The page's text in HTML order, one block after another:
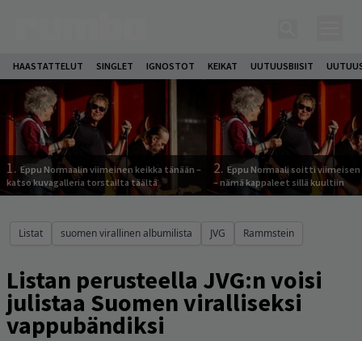
HAASTATTELUT SINGLET IGNOSTOT KEIKAT UUTUUSBIISIT
1. Eppu Normaalin viimeinen keikka tänään –
katso kuvagalleria torstailta täältä
2. Eppu Normaali soitti viimeisen
– nämä kappaleet sillä kuultiin
Listat suomen virallinen albumilista JVG Rammstein
Listan perusteella JVG:n voisi
julistaa Suomen viralliseksi
vappubändiksi